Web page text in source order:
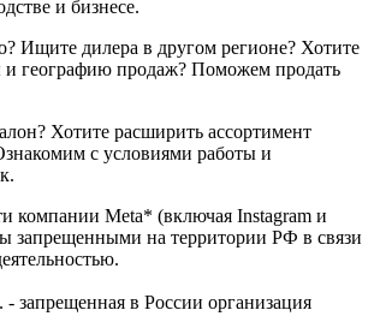
и бизнесе.
Ищите дилера в другом регионе? Хотите
географию продаж? Поможем продать
Хотите расширить ассортимент
с условиями работы и
компании Meta* (включая Instagram и
запрещенными на территории РФ в связи
- запрещенная в России организация